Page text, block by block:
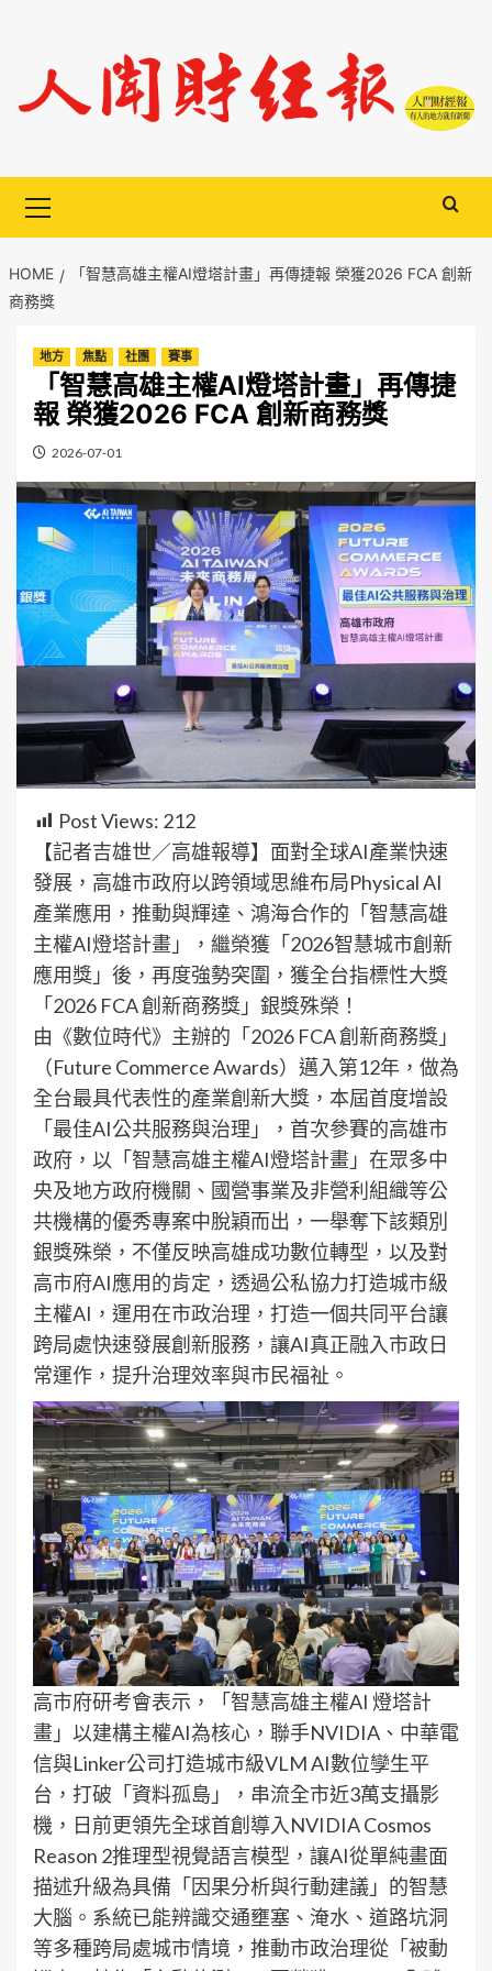
content
Menu
HOME
「智慧高雄主權AI燈塔計畫」再傳捷報 榮獲2026 FCA 創新
商務獎
地方 焦點 社團 賽事
「智慧高雄主權AI燈塔計畫」再傳捷
報 榮獲2026 FCA 創新商務獎
2026-07-01
Post Views: 212
【記者吉雄世／高雄報導】面對全球AI產業快速
發展，高雄市政府以跨領域思維布局Physical AI
產業應用，推動與輝達、鴻海合作的「智慧高雄
主權AI燈塔計畫」，繼榮獲「2026智慧城市創新
應用獎」後，再度強勢突圍，獲全台指標性大獎
「2026 FCA 創新商務獎」銀獎殊榮！
由《數位時代》主辦的「2026 FCA 創新商務獎」
（Future Commerce Awards）邁入第12年，做為
全台最具代表性的產業創新大獎，本屆首度增設
「最佳AI公共服務與治理」，首次參賽的高雄市
政府，以「智慧高雄主權AI燈塔計畫」在眾多中
央及地方政府機關、國營事業及非營利組織等公
共機構的優秀專案中脫穎而出，一舉奪下該類別
銀獎殊榮，不僅反映高雄成功數位轉型，以及對
高市府AI應用的肯定，透過公私協力打造城市級
主權AI，運用在市政治理，打造一個共同平台讓
跨局處快速發展創新服務，讓AI真正融入市政日
常運作，提升治理效率與市民福祉。
高市府研考會表示，「智慧高雄主權AI 燈塔計
畫」以建構主權AI為核心，聯手NVIDIA、中華電
信與Linker公司打造城市級VLM AI數位孿生平
台，打破「資料孤島」，串流全市近3萬支攝影
機，日前更領先全球首創導入NVIDIA Cosmos
Reason 2推理型視覺語言模型，讓AI從單純畫面
描述升級為具備「因果分析與行動建議」的智慧
大腦。系統已能辨識交通壅塞、淹水、道路坑洞
等多種跨局處城市情境，推動市政治理從「被動